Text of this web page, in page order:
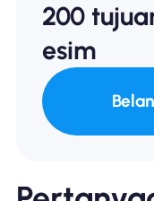
200
esim